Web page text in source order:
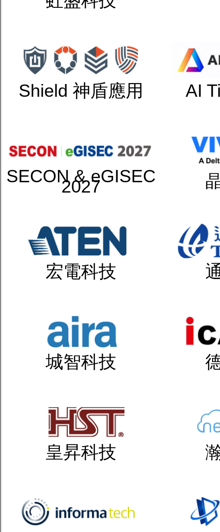
Shield 神盾應用 AI
SECON & eGISEC
2027
宏電科技
城智科技
皇昇科技